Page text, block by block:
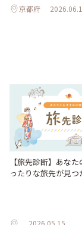
京都府
【旅先診断】あな
ったりな旅先が見